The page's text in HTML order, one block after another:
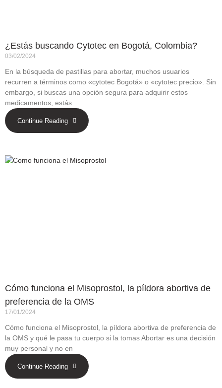
¿Estás buscando Cytotec en Bogotá, Colombia?
03/02/2024
En la búsqueda de pastillas para abortar, muchos usuarios
recurren a términos como «cytotec Bogotá» o «cytotec precio». Sin
embargo, si buscas una opción segura para adquirir estos
medicamentos, estás
Continue Reading
Cómo funciona el Misoprostol, la píldora abortiva de
preferencia de la OMS
17/01/2024
Cómo funciona el Misoprostol, la píldora abortiva de preferencia de
la OMS y qué le pasa tu cuerpo si la tomas Abortar es una decisión
muy personal y no en
Continue Reading